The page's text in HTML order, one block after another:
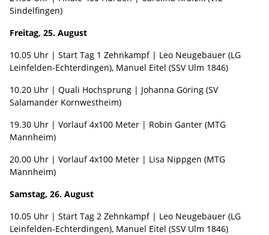
Sindelfingen)
Freitag, 25. August
10.05 Uhr | Start Tag 1 Zehnkampf | Leo Neugebauer (LG
Leinfelden-Echterdingen), Manuel Eitel (SSV Ulm 1846)
10.20 Uhr | Quali Hochsprung | Johanna Göring (SV
Salamander Kornwestheim)
19.30 Uhr | Vorlauf 4x100 Meter | Robin Ganter (MTG
Mannheim)
20.00 Uhr | Vorlauf 4x100 Meter | Lisa Nippgen (MTG
Mannheim)
Samstag, 26. August
10.05 Uhr | Start Tag 2 Zehnkampf | Leo Neugebauer (LG
Leinfelden-Echterdingen), Manuel Eitel (SSV Ulm 1846)